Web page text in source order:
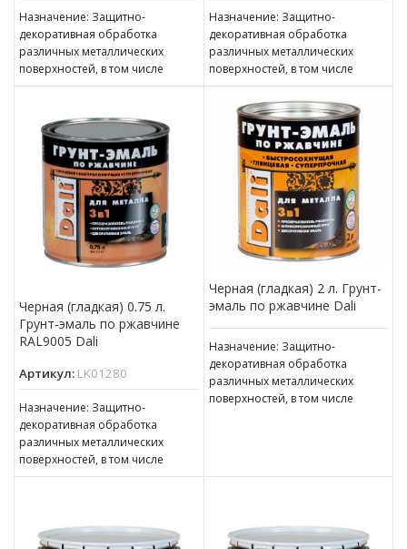
Назначение: Защитно-
декоративная обработка
различных металлических
поверхностей, в том числе
пораженных точечной или
толщиной ржавчины до 100 мкм
Назначение: Защитно-
декоративная обработка
различных металлических
поверхностей, в том числе
пораженных точечной или
сплошной коррозией c
толщиной ржавчины до 100 мкм
Черная (гладкая) 0.75 л.
Грунт-эмаль по ржавчине
RAL9005 Dali
Артикул: LK01280
Назначение: Защитно-
декоративная обработка
различных металлических
поверхностей, в том числе
пораженных точечной или
Черная (гладкая) 2 л. Грунт-
эмаль по ржавчине Dali
Назначение: Защитно-
декоративная обработка
различных металлических
поверхностей, в том числе